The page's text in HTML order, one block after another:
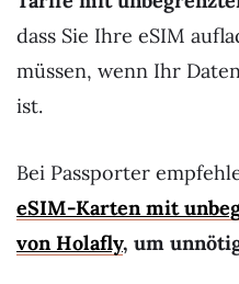
dass Sie Ihre eSIM
müssen, wenn Ihr
ist.
Bei Passporter
eSIM-Karten mit
von Holafly, um